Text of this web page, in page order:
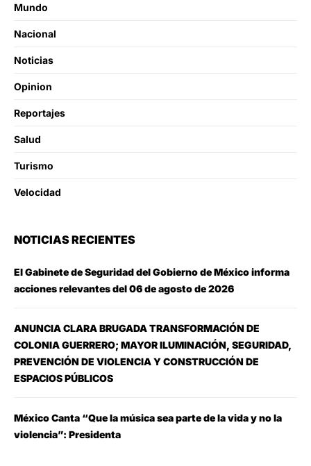
Mundo
Nacional
Noticias
Opinion
Reportajes
Salud
Turismo
Velocidad
NOTICIAS RECIENTES
El Gabinete de Seguridad del Gobierno de México informa
acciones relevantes del 06 de agosto de 2026
ANUNCIA CLARA BRUGADA TRANSFORMACIÓN DE
COLONIA GUERRERO; MAYOR ILUMINACIÓN, SEGURIDAD,
PREVENCIÓN DE VIOLENCIA Y CONSTRUCCIÓN DE
ESPACIOS PÚBLICOS
México Canta “Que la música sea parte de la vida y no la
violencia”: Presidenta